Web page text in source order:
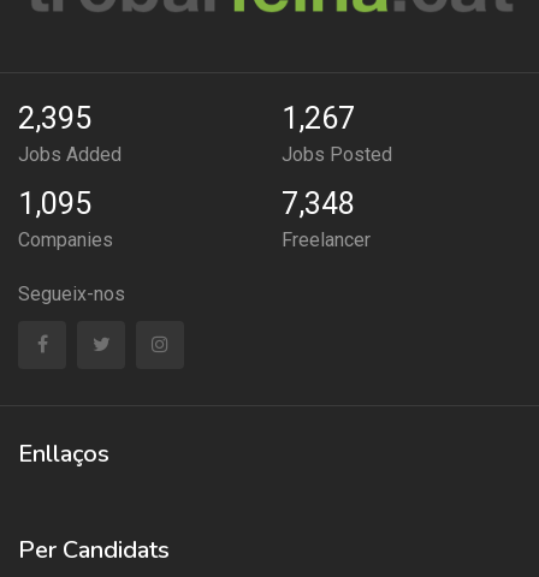
2,395
Jobs Added
1,267
Jobs Posted
1,095
Companies
7,348
Freelancer
Segueix-nos
Enllaços
Per Candidats